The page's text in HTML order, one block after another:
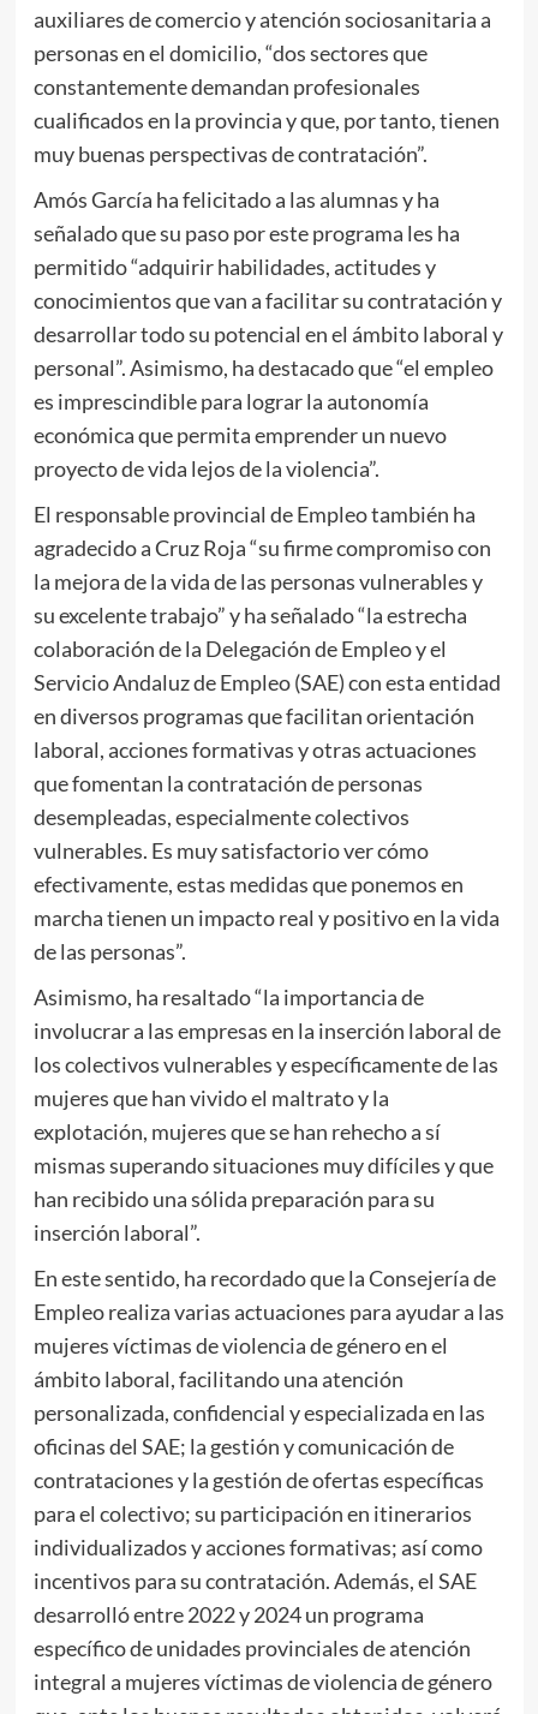
auxiliares de comercio y atención sociosanitaria a
personas en el domicilio, “dos sectores que
constantemente demandan profesionales
cualificados en la provincia y que, por tanto, tienen
muy buenas perspectivas de contratación”.
Amós García ha felicitado a las alumnas y ha
señalado que su paso por este programa les ha
permitido “adquirir habilidades, actitudes y
conocimientos que van a facilitar su contratación y
desarrollar todo su potencial en el ámbito laboral y
personal”. Asimismo, ha destacado que “el empleo
es imprescindible para lograr la autonomía
económica que permita emprender un nuevo
proyecto de vida lejos de la violencia”.
El responsable provincial de Empleo también ha
agradecido a Cruz Roja “su firme compromiso con
la mejora de la vida de las personas vulnerables y
su excelente trabajo” y ha señalado “la estrecha
colaboración de la Delegación de Empleo y el
Servicio Andaluz de Empleo (SAE) con esta entidad
en diversos programas que facilitan orientación
laboral, acciones formativas y otras actuaciones
que fomentan la contratación de personas
desempleadas, especialmente colectivos
vulnerables. Es muy satisfactorio ver cómo
efectivamente, estas medidas que ponemos en
marcha tienen un impacto real y positivo en la vida
de las personas”.
Asimismo, ha resaltado “la importancia de
involucrar a las empresas en la inserción laboral de
los colectivos vulnerables y específicamente de las
mujeres que han vivido el maltrato y la
explotación, mujeres que se han rehecho a sí
mismas superando situaciones muy difíciles y que
han recibido una sólida preparación para su
inserción laboral”.
En este sentido, ha recordado que la Consejería de
Empleo realiza varias actuaciones para ayudar a las
mujeres víctimas de violencia de género en el
ámbito laboral, facilitando una atención
personalizada, confidencial y especializada en las
oficinas del SAE; la gestión y comunicación de
contrataciones y la gestión de ofertas específicas
para el colectivo; su participación en itinerarios
individualizados y acciones formativas; así como
incentivos para su contratación. Además, el SAE
desarrolló entre 2022 y 2024 un programa
específico de unidades provinciales de atención
integral a mujeres víctimas de violencia de género